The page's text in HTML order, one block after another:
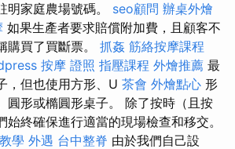
明家庭農場號碼。 seo顧問 辦桌外燴
如果生產者要求賠償附加費，且顧客不
購買了買斷票。 抓姦 筋絡按摩課程
按摩 證照 指壓課程 外燴推薦 最
，但也使用方形、U 茶會 外燴點心 形
圓形或橢圓形桌子。 除了按時（且按
始終確保進行適當的現場檢查和移交。
學 外遇 台中整脊 由於我們自己設